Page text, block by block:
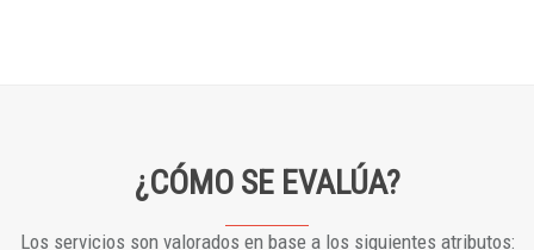
¿CÓMO SE EVALÚA?
Los servicios son valorados en base a los siguientes atributos: